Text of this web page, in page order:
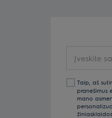
savo
adresą
Taip, aš
pranešimus
mano